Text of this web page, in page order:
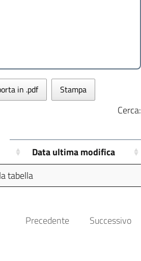
in .pdf Stampa
Cerca:
Data ultima modifica
tabella
Precedente Successivo